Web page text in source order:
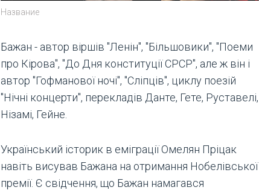
Название
Бажан - автор віршів "Ленін", "Більшовики", "Поеми
про Кірова", "До Дня конституції СРСР", але ж він і
автор "Гофманової ночі", "Сліпців", циклу поезій
"Нічні концерти", перекладів Данте, Гете, Руставелі,
Нізамі, Гейне.
Український історик в еміграції Омелян Пріцак
навіть висував Бажана на отримання Нобелівської
премії. Є свідчення, що Бажан намагався